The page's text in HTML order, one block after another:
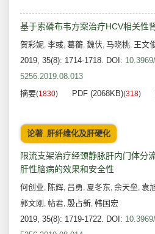
基于索磷布韦方案治疗HCV相关性
贺彩妮, 李彧, 葛蘅, 魏伏, 马晓桃, 王文
2019, 35(8): 1714-1718. DOI:
5256.2019.08.013
摘要(1830) PDF (2068KB)(318)
论著_肝纤维化及肝硬化
限流支架治疗经颈静脉肝内门体分
肝性脑病的效果和安全性
何创业, 陈辉, 吕勇, 夏冬东, 余天垒, 袁
郭文刚 , 帖君, 殷占新, 韩国宏
2019, 35(8): 1719-1722. DOI: